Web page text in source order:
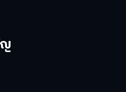
ญ